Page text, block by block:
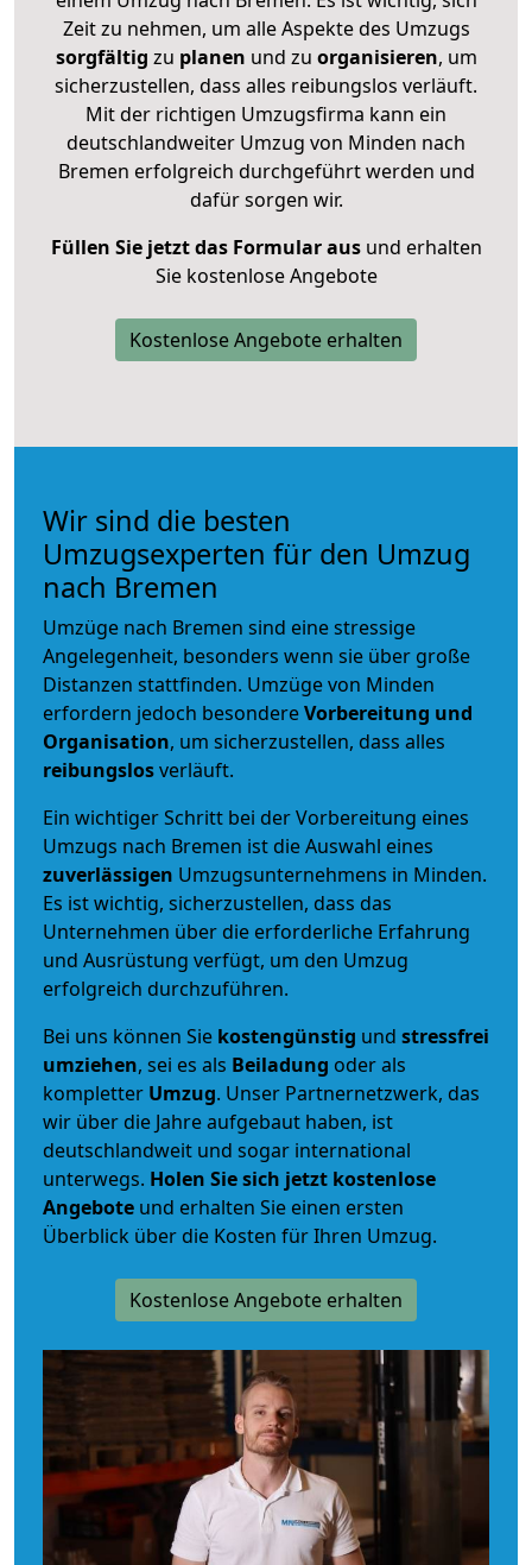
Zeit zu nehmen, um alle Aspekte des Umzugs
sorgfältig zu planen und zu organisieren, um
sicherzustellen, dass alles reibungslos verläuft.
Mit der richtigen Umzugsfirma kann ein
deutschlandweiter Umzug von Minden nach
Bremen erfolgreich durchgeführt werden und
dafür sorgen wir.
Füllen Sie jetzt das Formular ausund erhalten
Sie kostenlose Angebote
Kostenlose Angebote erhalten
Wir sind die besten
Umzugsexperten für den Umzug
nach Bremen
Umzüge nach Bremen sind eine stressige
Angelegenheit, besonders wenn sie über große
Distanzen stattfinden. Umzüge von Minden
erfordern jedoch besondereVorbereitung und
Organisation, um sicherzustellen, dass alles
reibungslosverläuft.
Ein wichtiger Schritt bei der Vorbereitung eines
Umzugs nach Bremen ist die Auswahl eines
zuverlässigen Umzugsunternehmens in Minden.
Es ist wichtig, sicherzustellen, dass das
Unternehmen über die erforderliche Erfahrung
und Ausrüstung verfügt, um den Umzug
erfolgreich durchzuführen.
Bei uns können Sie kostengünstig und stressfrei
umziehen, sei es als Beiladung oder als
kompletter Umzug. Unser Partnernetzwerk, das
wir über die Jahre aufgebaut haben, ist
deutschlandweit und sogar international
unterwegs. Holen Sie sich jetzt kostenlose
Angebote und erhalten Sie einen ersten
Überblick über die Kosten für Ihren Umzug.
Kostenlose Angebote erhalten